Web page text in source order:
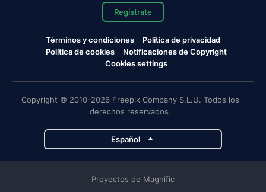
Regístrate
Términos y condiciones
Política de privacidad
Política de cookies
Notificaciones de Copyright
Cookies settings
Copyright © 2010-2026 Freepik Company S.L.U. Todos los
derechos reservados.
Español
Proyectos de Magnific